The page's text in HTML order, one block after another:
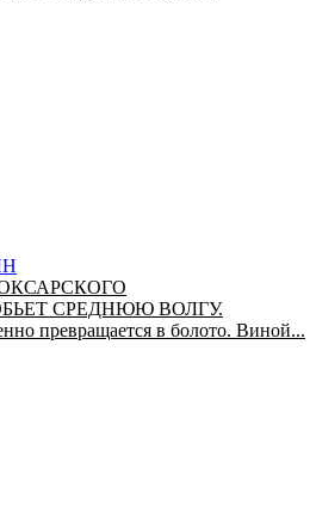
СРЕДНЮЮ ВОЛГУ.
превращается в болото. Виной...